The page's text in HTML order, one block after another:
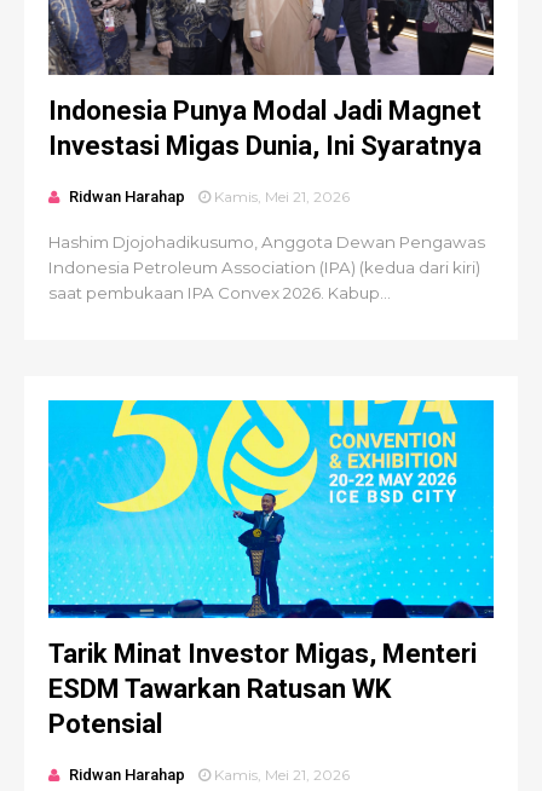
Indonesia Punya Modal Jadi Magnet
Investasi Migas Dunia, Ini Syaratnya
Ridwan Harahap Kamis, Mei 21, 2026
Hashim Djojohadikusumo, Anggota Dewan Pengawas
Indonesia Petroleum Association (IPA) (kedua dari kiri)
saat pembukaan IPA Convex 2026. Kabup...
Tarik Minat Investor Migas, Menteri
ESDM Tawarkan Ratusan WK
Potensial
Ridwan Harahap Kamis, Mei 21, 2026